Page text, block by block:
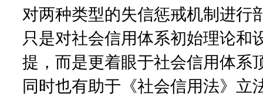
对两种类型的失信惩戒机制进行
只是对社会信用体系初始理论和
提，而是更着眼于社会信用体系
同时也有助于《社会信用法》立